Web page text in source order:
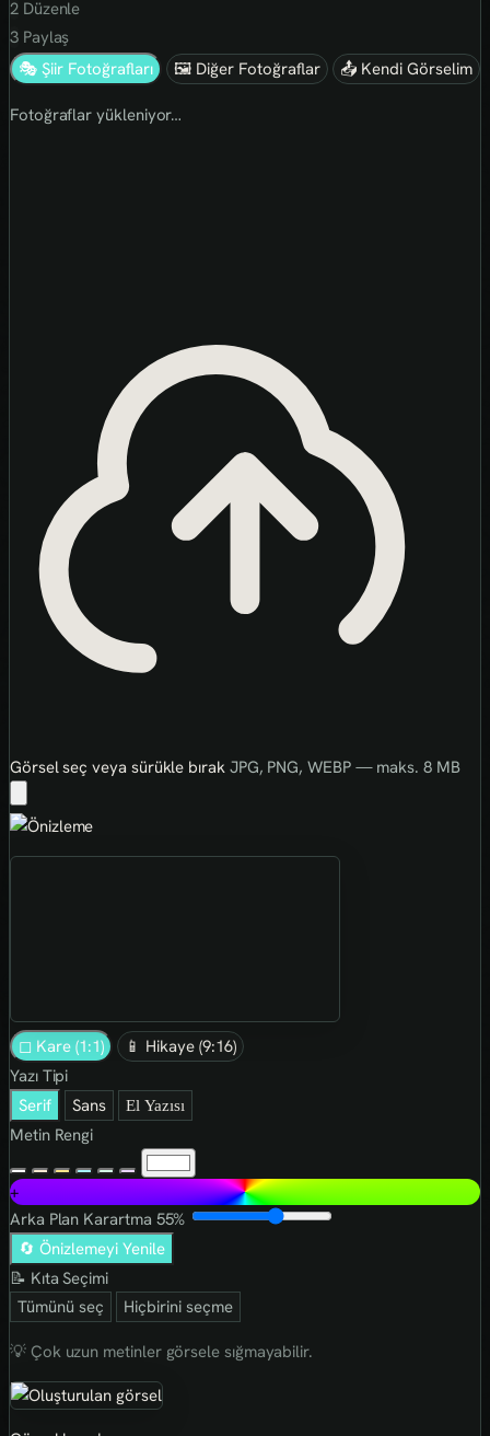
2Düzenle
3Paylaş
🎭 Şiir Fotoğrafları
🖼 Diğer Fotoğraflar 📤 Kendi Görselim
Fotoğraflar yükleniyor…
Görsel seç veya sürükle bırak JPG, PNG, WEBP — maks. 8 MB
◻ Kare (1:1)
📱 Hikaye (9:16)
Yazı Tipi
Serif
Sans El Yazısı
Metin Rengi
+
Arka Plan Karartma 55%
🔄 Önizlemeyi Yenile
📝 Kıta Seçimi
Tümünü seç
Hiçbirini seçme
💡 Çok uzun metinler görsele sığmayabilir.